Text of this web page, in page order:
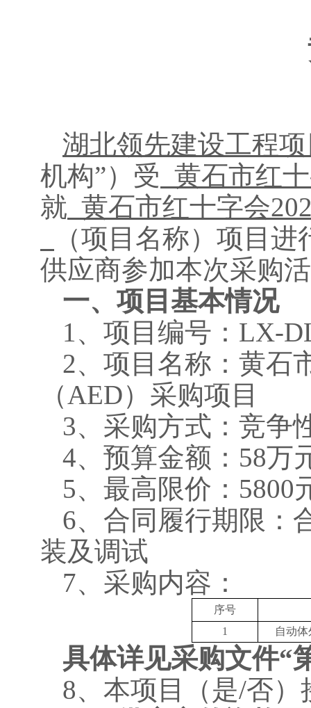
湖北领先建设工程
机构”）受 黄石市红
就 黄石市红十字会
（项目名称）项目进
供应商参加本次采购
一、项目基本情况
1、项目编号： LX-
2、项目名称： 黄石
（AED）采购项目
3、采购方式：竞争
4、预算金额： 58万
5、最高限价： 5800
6、合同履行期限：
装及调试
7、采购内容：
序号
1
自动
具体详见采购文件“
8、本项目（是/否